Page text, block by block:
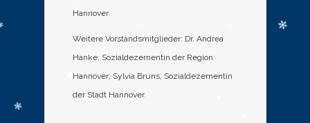
Hannover.
Weitere Vorstandsmitglieder: Dr. Andrea
Hanke, Sozialdezernentin der Region
Hannover; Sylvia Bruns, Sozialdezernentin
der Stadt Hannover.